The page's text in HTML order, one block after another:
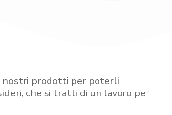
prodotti per poterli
che si tratti di un lavoro per